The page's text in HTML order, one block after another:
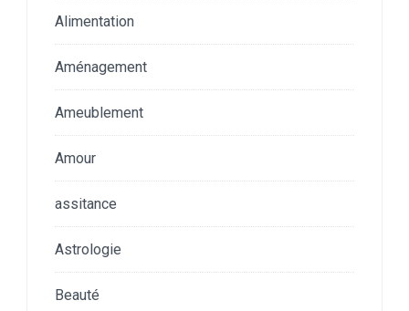
Alimentation
Aménagement
Ameublement
Amour
assitance
Astrologie
Beauté